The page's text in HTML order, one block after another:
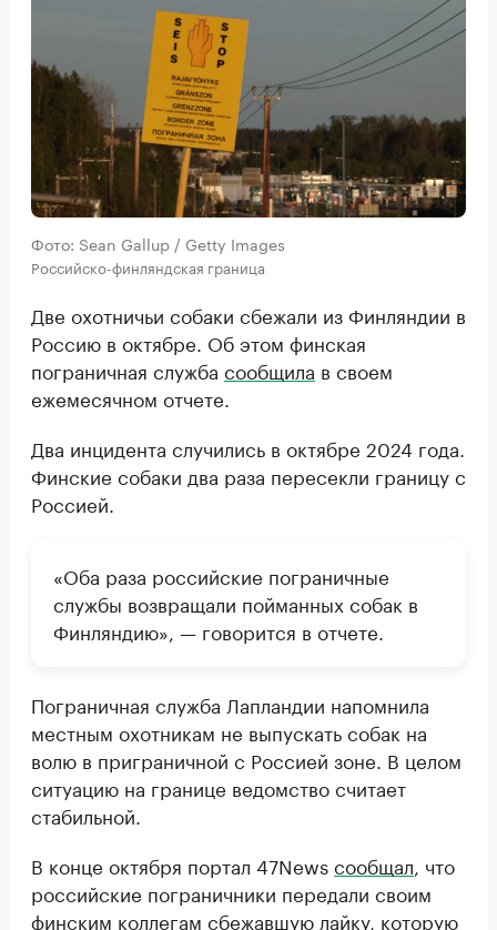
Фото: Sean Gallup / Getty Images
Российско-финляндская граница
Две охотничьи собаки сбежали из Финляндии в
Россию в октябре. Об этом финская
пограничная служба сообщила в своем
ежемесячном отчете.
Два инцидента случились в октябре 2024 года.
Финские собаки два раза пересекли границу с
Россией.
«Оба раза российские пограничные
службы возвращали пойманных собак в
Финляндию», — говорится в отчете.
Пограничная служба Лапландии напомнила
местным охотникам не выпускать собак на
волю в приграничной с Россией зоне. В целом
ситуацию на границе ведомство считает
стабильной.
В конце октября портал 47Newsсообщал , что
российские пограничники передали своим
финским коллегам сбежавшую лайку, которую